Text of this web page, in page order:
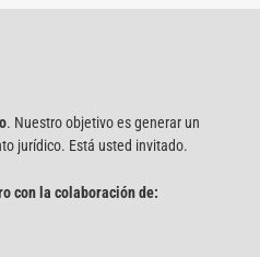
. Nuestro objetivo es generar un
jurídico. Está usted invitado.
con la colaboración de: